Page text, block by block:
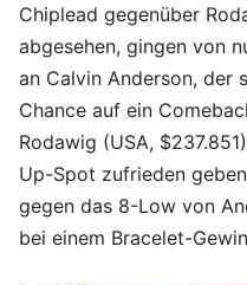
Chiplead gegenüber
abgesehen, gingen von
an Calvin Anderson, der
Chance auf ein
Rodawig (USA,
Up-Spot zufrieden
gegen das 8-Low von
bei einem Bracelet-